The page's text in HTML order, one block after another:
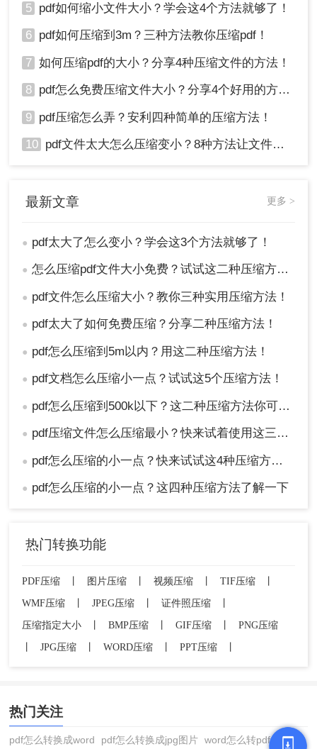
5 pdf如何缩小文件大小？学会这4个方法就够了！
6 pdf如何压缩到3m？三种方法教你压缩pdf！
7 如何压缩pdf的大小？分享4种压缩文件的方法！
8 pdf怎么免费压缩文件大小？分享4个好用的方法，简单又快捷！
9 pdf压缩怎么弄？安利四种简单的压缩方法！
10 pdf文件太大怎么压缩变小？8种方法让文件轻松"瘦身"！
最新文章 更多 >
● pdf太大了怎么变小？学会这3个方法就够了！
● 怎么压缩pdf文件大小免费？试试这二种压缩方法！
● pdf文件怎么压缩大小？教你三种实用压缩方法！
● pdf太大了如何免费压缩？分享二种压缩方法！
● pdf怎么压缩到5m以内？用这二种压缩方法！
● pdf文档怎么压缩小一点？试试这5个压缩方法！
● pdf怎么压缩到500k以下？这二种压缩方法你可以轻松学会！
● pdf压缩文件怎么压缩最小？快来试着使用这三种压缩方法！
● pdf怎么压缩的小一点？快来试试这4种压缩方法！
● pdf怎么压缩的小一点？这四种压缩方法了解一下
热门转换功能
PDF压缩 图片压缩 视频压缩 TIF压缩
WMF压缩
JPEG压缩 证件照压缩
压缩指定大小
BMP压缩 GIF压缩
PNG压缩
丨
JPG压缩 丨 WORD压缩 丨 PPT压缩 丨
热门关注
pdf怎么转换成word pdf怎么转换成jpg图片 word怎么转pdf